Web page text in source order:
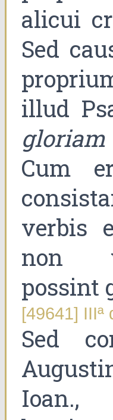
alicui
Sed
illud
Cum
verbis
non
possint
[49641] IIIª
Sed